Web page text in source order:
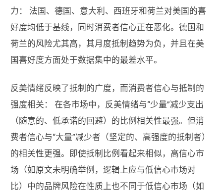
力： 法国、德国、意大利、西班牙和荷兰对美国的喜
好度均低于基线，同时消费者信心正在恶化。德国和
荷兰的风险尤其高，其月度抵制趋势为负，并且在美
国喜好度方面处于数据集中的最差水平。
反美情绪反映了抵制的广度，而消费者信心与抵制的
强度相关： 在各市场中，反美情绪与“少量”减少支出
（随意的、低承诺的回避）的比例相关性最强。但消
费者信心与“大量”减少者（坚定的、高强度的抵制者）
的相关性更强。即使抵制比例看起来相似，高信心市
场（如原文未明确举例，逻辑上应与低信心市场对
比）中的品牌风险在性质上也不同于低信心市场（如